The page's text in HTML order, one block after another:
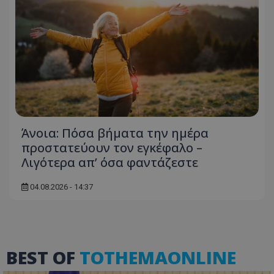
Άνοια: Πόσα βήματα την ημέρα
προστατεύουν τον εγκέφαλο –
Λιγότερα απ’ όσα φαντάζεστε
04.08.2026 - 14:37
BEST OF TOTHEMAONLINE
ASP.NET_SessionId
Microsoft Corporation